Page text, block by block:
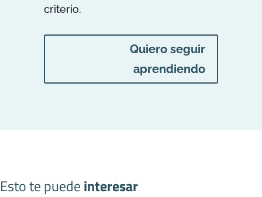
criterio.
Quiero seguir
aprendiendo
Esto te puedeinteresar